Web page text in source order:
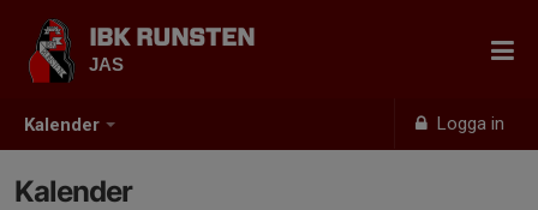
Kalender Logga in
IBK RUNSTEN
JAS
Kalender